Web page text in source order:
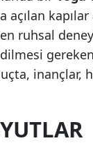
Tokat
Trabzon
Tunceli
Uşak
ruhsal
inançlar,